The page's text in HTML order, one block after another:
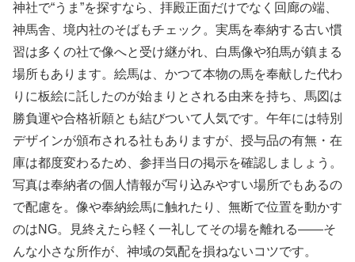
神社で“うま”を探すなら、拝殿正面だけでなく回廊の端、
神馬舎、境内社のそばもチェック。実馬を奉納する古い慣
習は多くの社で像へと受け継がれ、白馬像や狛馬が鎮まる
場所もあります。絵馬は、かつて本物の馬を奉献した代わ
りに板絵に託したのが始まりとされる由来を持ち、馬図は
勝負運や合格祈願とも結びついて人気です。午年には特別
デザインが頒布される社もありますが、授与品の有無・在
庫は都度変わるため、参拝当日の掲示を確認しましょう。
写真は奉納者の個人情報が写り込みやすい場所でもあるの
で配慮を。像や奉納絵馬に触れたり、無断で位置を動かす
のはNG。見終えたら軽く一礼してその場を離れる――そ
んな小さな所作が、神域の気配を損ねないコツです。